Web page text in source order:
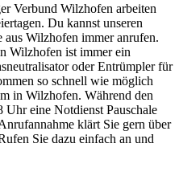
Verbund Wilzhofen arbeiten
Du kannst unseren
Wilzhofen immer anrufen.
Wilzhofen ist immer ein
oder Entrümpler für
so schnell wie möglich
in Wilzhofen. Während den
Uhr eine Notdienst Pauschale
klärt Sie gern über
Sie dazu einfach an und